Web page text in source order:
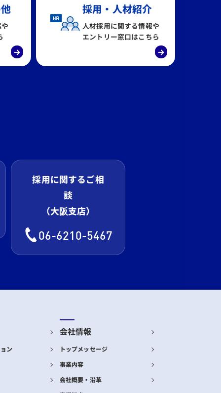
→
採用・人材紹介
人材採用に関する情報や
エントリー窓口はこちら
→
採用に関するご相
談
（大阪支店）
06-6210-5467
ン
会社情報
トップメッセージ
事業内容
会社概要・沿革